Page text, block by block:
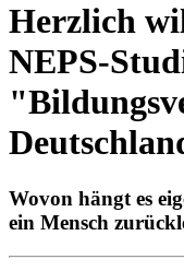
Herzlich
NEPS-
Wovon hängt es
ein Mensch